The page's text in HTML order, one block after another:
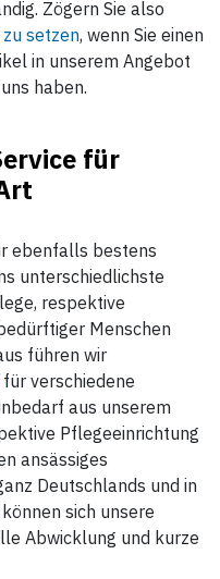
Zögern Sie also
setzen, wenn Sie einen
in unserem Angebot
haben.
für
ebenfalls bestens
unterschiedlichste
respektive
Menschen
führen wir
für verschiedene
aus unserem
Pflegeeinrichtung
ansässiges
Deutschlands und in
sich unsere
Abwicklung und kurze